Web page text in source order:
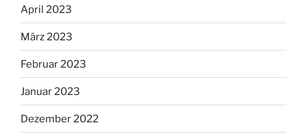
April 2023
März 2023
Februar 2023
Januar 2023
Dezember 2022